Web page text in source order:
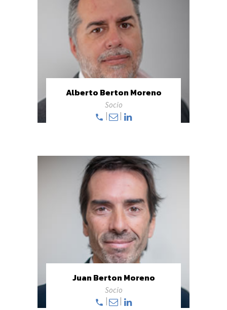
Alberto Berton Moreno
Socio
Juan Berton Moreno
Socio